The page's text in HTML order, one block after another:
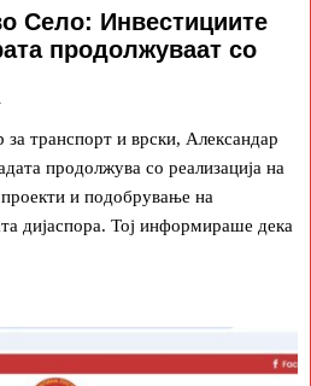
Село: Инвестициите
продолжуваат со
транспорт и врски, Александар
продолжува со реализација на
и подобрување на
дијаспора. Тој информираше дека